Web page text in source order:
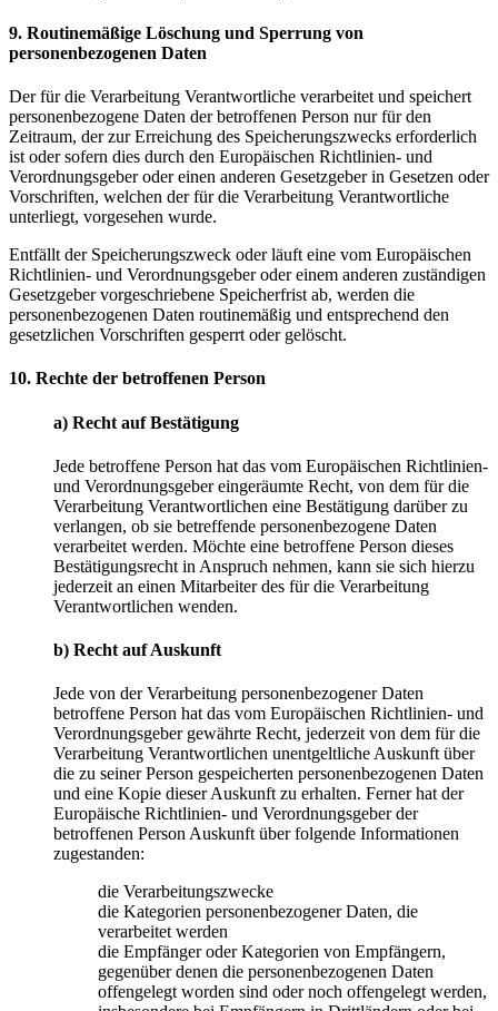
9. Routinemäßige Löschung und Sperrung von
personenbezogenen Daten
Der für die Verarbeitung Verantwortliche verarbeitet und speichert
personenbezogene Daten der betroffenen Person nur für den
Zeitraum, der zur Erreichung des Speicherungszwecks erforderlich
ist oder sofern dies durch den Europäischen Richtlinien- und
Verordnungsgeber oder einen anderen Gesetzgeber in Gesetzen oder
Vorschriften, welchen der für die Verarbeitung Verantwortliche
unterliegt, vorgesehen wurde.
Entfällt der Speicherungszweck oder läuft eine vom Europäischen
Richtlinien- und Verordnungsgeber oder einem anderen zuständigen
Gesetzgeber vorgeschriebene Speicherfrist ab, werden die
personenbezogenen Daten routinemäßig und entsprechend den
gesetzlichen Vorschriften gesperrt oder gelöscht.
10. Rechte der betroffenen Person
a) Recht auf Bestätigung
Jede betroffene Person hat das vom Europäischen Richtlinien-
und Verordnungsgeber eingeräumte Recht, von dem für die
Verarbeitung Verantwortlichen eine Bestätigung darüber zu
verlangen, ob sie betreffende personenbezogene Daten
verarbeitet werden. Möchte eine betroffene Person dieses
Bestätigungsrecht in Anspruch nehmen, kann sie sich hierzu
jederzeit an einen Mitarbeiter des für die Verarbeitung
Verantwortlichen wenden.
b) Recht auf Auskunft
Jede von der Verarbeitung personenbezogener Daten
betroffene Person hat das vom Europäischen Richtlinien- und
Verordnungsgeber gewährte Recht, jederzeit von dem für die
Verarbeitung Verantwortlichen unentgeltliche Auskunft über
die zu seiner Person gespeicherten personenbezogenen Daten
und eine Kopie dieser Auskunft zu erhalten. Ferner hat der
Europäische Richtlinien- und Verordnungsgeber der
betroffenen Person Auskunft über folgende Informationen
zugestanden:
die Verarbeitungszwecke
die Kategorien personenbezogener Daten, die
verarbeitet werden
die Empfänger oder Kategorien von Empfängern,
gegenüber denen die personenbezogenen Daten
offengelegt worden sind oder noch offengelegt werden,